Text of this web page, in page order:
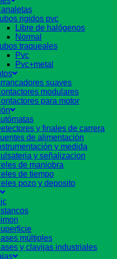
rigidos pvc
Libre de halógenos
Normal
traqueales
Pvc
Pvc+metal
suaves
modulares
para motor
y finales de carrera
de alimentación
y medida
y señalizacion
de maniobra
de tiempo
pozo y deposito
múltiples
y clavijas industriales